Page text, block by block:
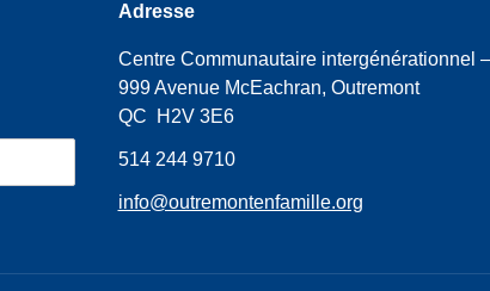
Adresse
Centre Communautaire intergénérationnel –
999 Avenue McEachran, Outremont
QC H2V 3E6
514 244 9710
info@outremontenfamille.org